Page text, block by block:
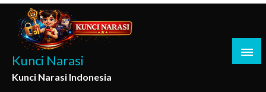
Skip
content
Kunci Narasi
Kunci Narasi Indonesia